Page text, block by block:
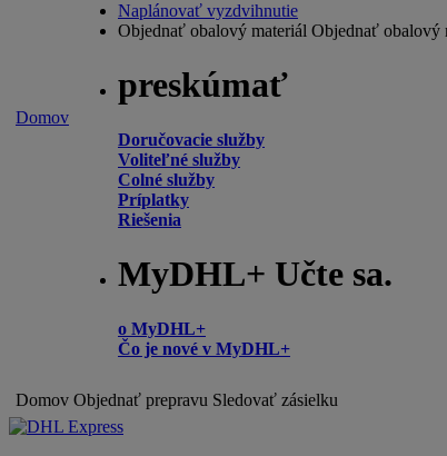
Domov
Naplánovať vyzdvihnutie
Objednať obalový materiál Objednať obalový
preskúmať
Doručovacie služby
Voliteľné služby
Colné služby
Príplatky
Riešenia
MyDHL+ Učte sa.
o MyDHL+
Čo je nové v MyDHL+
Domov Objednať prepravu Sledovať zásielku